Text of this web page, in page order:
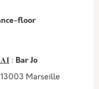
floor
: Bar Jo
13003 Marseille